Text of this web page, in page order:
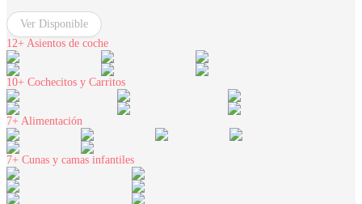
Ver Disponible
12+ Asientos de coche
10+ Cochecitos y Carritos
7+ Alimentación
7+ Cunas y camas infantiles